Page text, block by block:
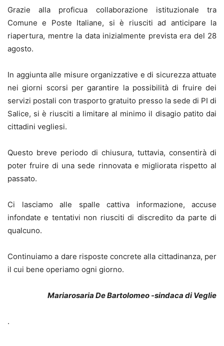
Grazie alla proficua collaborazione istituzionale tra
Comune e Poste Italiane, si è riusciti ad anticipare la
riapertura, mentre la data inizialmente prevista era del 28
agosto.
In aggiunta alle misure organizzative e di sicurezza attuate
nei giorni scorsi per garantire la possibilità di fruire dei
servizi postali con trasporto gratuito presso la sede di PI di
Salice, si è riusciti a limitare al minimo il disagio patito dai
cittadini vegliesi.
Questo breve periodo di chiusura, tuttavia, consentirà di
poter fruire di una sede rinnovata e migliorata rispetto al
passato.
Ci lasciamo alle spalle cattiva informazione, accuse
infondate e tentativi non riusciti di discredito da parte di
qualcuno.
Continuiamo a dare risposte concrete alla cittadinanza, per
il cui bene operiamo ogni giorno.
Mariarosaria De Bartolomeo -sindaca di Veglie
.